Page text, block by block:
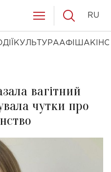
КУЛЬТУРААФІША КІНО
RU
вагітний
чутки про